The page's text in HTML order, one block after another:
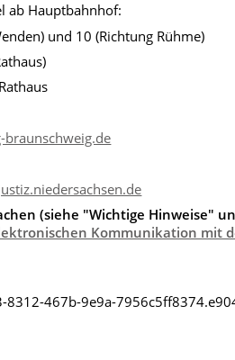
ab Hauptbahnhof:
und 10 (Richtung Rühme)
(siehe "Wichtige Hinweise"
Kommunikation mit
8312-467b-9e9a-